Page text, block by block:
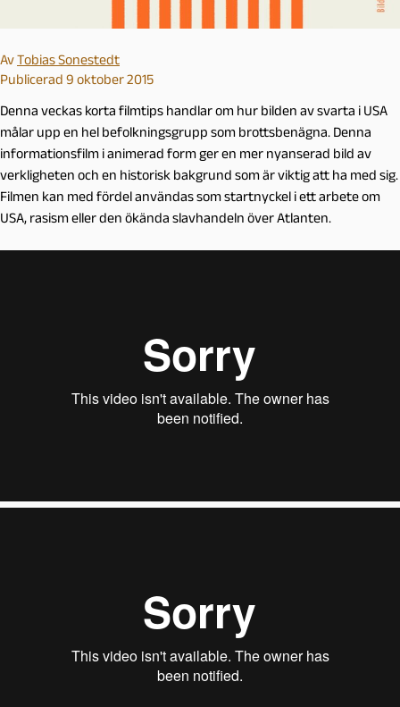
AvTobias Sonestedt
Publicerad 9 oktober 2015
Denna veckas korta filmtips handlar om hur bilden av svarta i USA
målar upp en hel befolkningsgrupp som brottsbenägna. Denna
informationsfilm i animerad form ger en mer nyanserad bild av
verkligheten och en historisk bakgrund som är viktig att ha med sig.
Filmen kan med fördel användas som startnyckel i ett arbete om
USA, rasism eller den ökända slavhandeln över Atlanten.